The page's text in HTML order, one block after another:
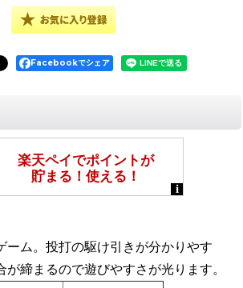
Facebookでシェア
ーム。投打の駆け引きが分かりやす
が締まるので遊びやすさが光ります。